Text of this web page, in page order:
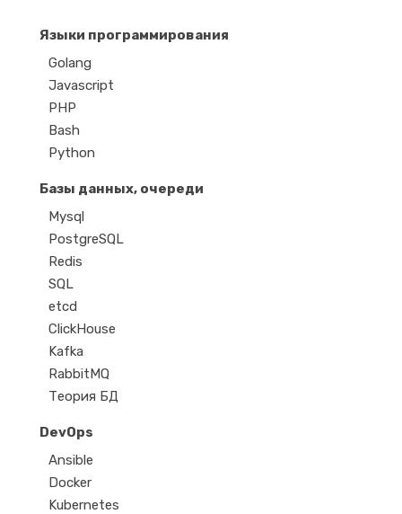
Языки программирования
Golang
Javascript
PHP
Bash
Python
Базы данных, очереди
Mysql
PostgreSQL
Redis
SQL
etcd
ClickHouse
Kafka
RabbitMQ
Теория БД
DevOps
Ansible
Docker
Kubernetes